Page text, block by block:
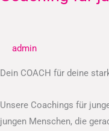
admin
Dein COACH für deine
Unsere Coachings für
jungen Menschen, die
Leute